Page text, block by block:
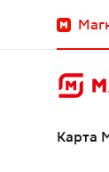
Карта